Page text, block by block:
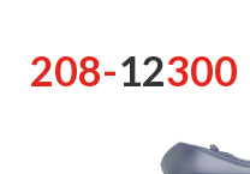
208-12300